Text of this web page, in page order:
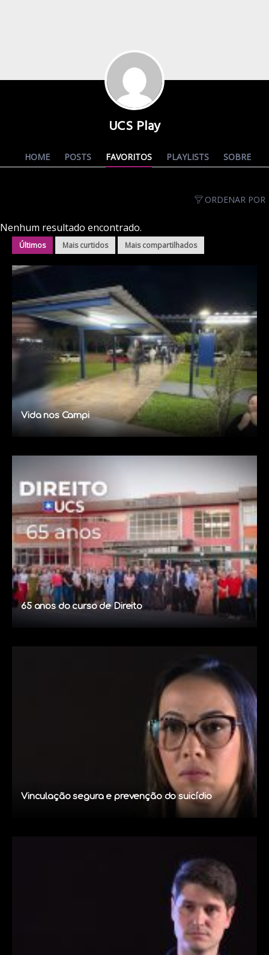
UCS Play
HOME POSTS FAVORITOS PLAYLISTS SOBRE
ORDENAR POR
Nenhum resultado encontrado.
Últimos Mais curtidos Mais compartilhados
Vida nos Campi
65 anos do curso de Direito
Vinculação segura e prevenção do suicídio